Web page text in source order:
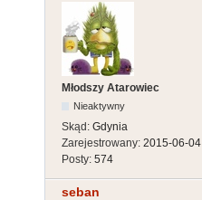
Młodszy Atarowiec
Nieaktywny
Skąd: Gdynia
Zarejestrowany: 2015-06-04
Posty: 574
seban